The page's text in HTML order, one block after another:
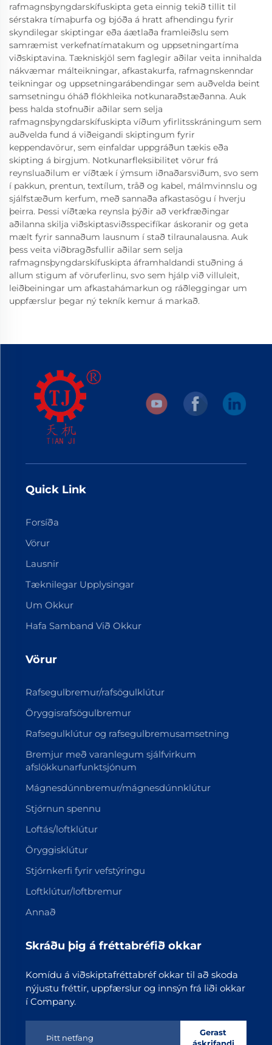
rafmagnsþyngdarskífuskipta geta einnig tekið tillit til
sérstakra tímaþurfa og bjóða á hratt afhendingu fyrir
skyndilegar skiptingar eða áætlaða framleiðslu sem
samræmist verkefnatímatakum og uppsetningartíma
viðskiptavina. Tækniskjöl sem faglegir aðilar veita innihalda
nákvæmar málteikningar, afkastakurfa, rafmagnskenndar
teikningar og uppsetningarábendingar sem auðvelda beint
samsetningu óháð flókhleika notkunaraðstæðanna. Auk
þess halda stofnuðir aðilar sem selja
rafmagnsþyngdarskífuskipta víðum yfirlitsskráningum sem
auðvelda fund á viðeigandi skiptingum fyrir
keppendavörur, sem einfaldar uppgráðun tækis eða
skipting á birgjum. Notkunarfleksibilitet vörur frá
reynsluaðilum er víðtæk í ýmsum iðnaðarsviðum, svo sem
í pakkun, prentun, textílum, tråð og kabel, málmvinnslu og
sjálfstæðum kerfum, með sannaða afkastasögu í hverju
þeirra. Þessi víðtæka reynsla þýðir að verkfræðingar
aðilanna skilja viðskiptasviðsspecifíkar áskoranir og geta
mælt fyrir sannaðum lausnum í stað tilraunalausna. Auk
þess veita viðbragðsfullir aðilar sem selja
rafmagnsþyngdarskífuskipta áframhaldandi stuðning á
allum stigum af vöruferlinu, svo sem hjálp við villuleit,
leiðbeiningar um afkastahámarkun og ráðleggingar um
uppfærslur þegar ný tekník kemur á markað.
Quick Link
Forsíða
Vörur
Lausnir
Tæknilegar Upplysingar
Um Okkur
Hafa Samband Við Okkur
Vörur
Rafsegulbremur/rafsögulklútur
Öryggisrafsögulbremur
Rafsegulklútur og rafsegulbremusamsetning
Bremjur með varanlegum sjálfvirkum
afslökkunarfunktsjónum
Mágnesdúnnbremur/mágnesdúnnklútur
Stjórnun spennu
Loftás/loftklútur
Öryggisklútur
Stjórnkerfi fyrir vefstýringu
Loftklútur/loftbremur
Annað
Skráðu þig á fréttabréfið okkar
Komídu á viðskiptafréttabréf okkar til að skoda
nýjustu fréttir, uppfærslur og innsýn frá liði okkar
í Company.
Gerast
áskrifandi